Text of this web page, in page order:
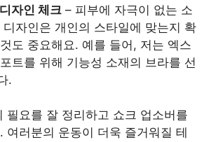
자인 체크 – 피부에 자극이 없는 소
디자인은 개인의 스타일에 맞는지 확
도 중요해요. 예를 들어, 저는 엑스
트를 위해 기능성 소재의 브라를 선
.
필요를 잘 정리하고 쇼크 업소버를
여러분의 운동이 더욱 즐거워질 테